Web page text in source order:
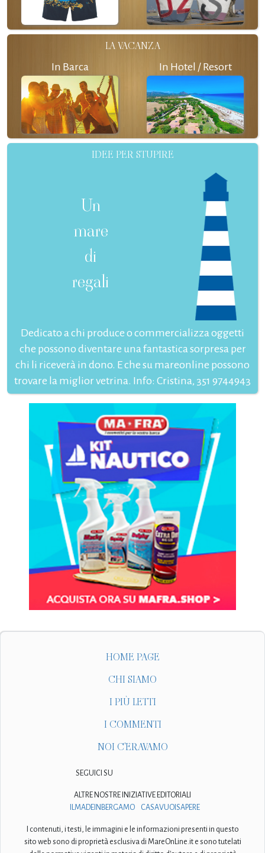
LA VACANZA
In Barca In Hotel / Resort
IDEE PER STUPIRE
Un
mare
di
regali
Dedicato a chi produce o commercializza oggetti
che possono diventare una fantastica sorpresa per
chi li riceverà in dono. E che su mareonline possono
trovare la miglior vetrina. Info: Cristina, 351 9744943
HOME PAGE
CHI SIAMO
I PIÙ LETTI
I COMMENTI
NOI C'ERAVAMO
SEGUICI SU
ALTRE NOSTRE INIZIATIVE EDITORIALI
ILMADEINBERGAMO
CASAVUOISAPERE
I contenuti, i testi, le immagini e le informazioni presenti in questo
sito web sono di proprietà esclusiva di MareOnLine.it e sono tutelati